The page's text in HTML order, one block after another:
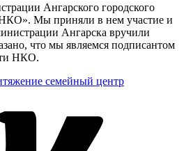
Ангарского городского
НКО». Мы приняли в нем участие и
Ангарска вручили
что мы являемся подписантом
НКО.
семейный центр